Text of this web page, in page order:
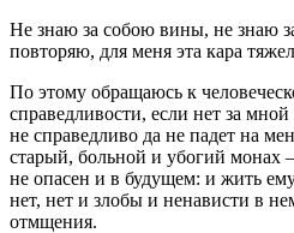
Не знаю за собою вины, не знаю
повторяю, для меня эта кара
По этому обращаюсь к
справедливости, если нет за
не справедливо да не падет на
старый, больной и убогий монах
не опасен и в будущем: и жить
нет, нет и злобы и ненависти в
отмщения.